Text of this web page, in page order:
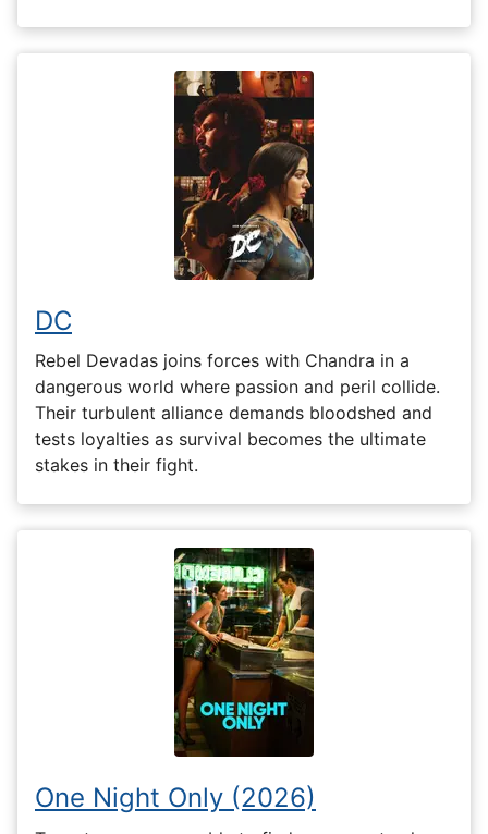
DC
Rebel Devadas joins forces with Chandra in a
dangerous world where passion and peril collide.
Their turbulent alliance demands bloodshed and
tests loyalties as survival becomes the ultimate
stakes in their fight.
One Night Only (2026)